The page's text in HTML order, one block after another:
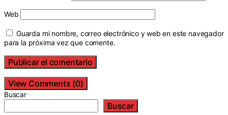
Web
Guarda mi nombre, correo electrónico y web en este navegador
para la próxima vez que comente.
View Comments (0)
Buscar
Buscar